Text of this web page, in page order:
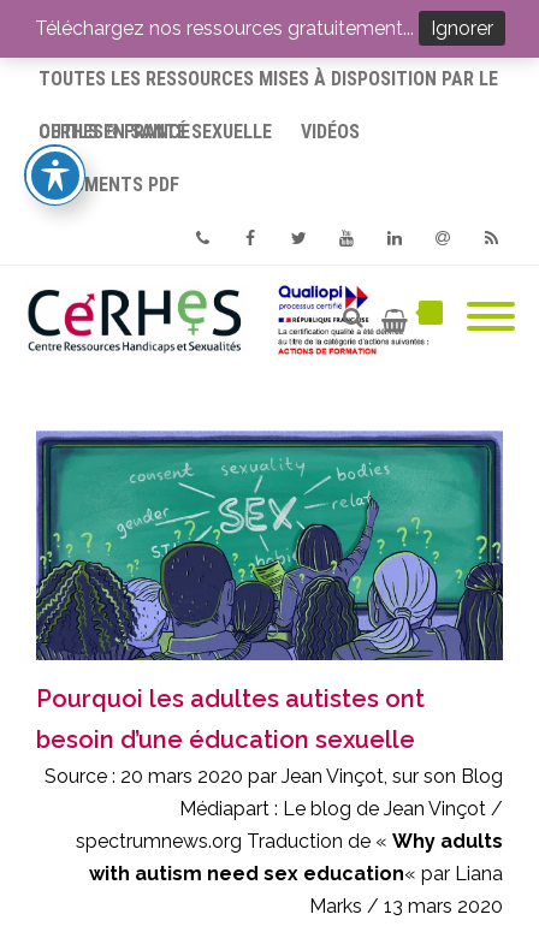
ACCUEIL
TOUTES LES RESSOURCES MISES À DISPOSITION PAR LE
CERHES® FRANCE
OUTILS EN SANTÉ SEXUELLE VIDÉOS
DOCUMENTS PDF
PhoneFacebookTwitterYoutube
Pourquoi les adultes autistes ont
besoin d’une éducation sexuelle
Source : 20 mars 2020 par Jean Vinçot , sur son Blog
Médiapart : Le blog de Jean Vinçot /
spectrumnews.org Traduction de « Why adults
with autism need sex education« par Liana
Marks / 13 mars 2020
Téléchargez nos ressources gratuitement... Ignorer